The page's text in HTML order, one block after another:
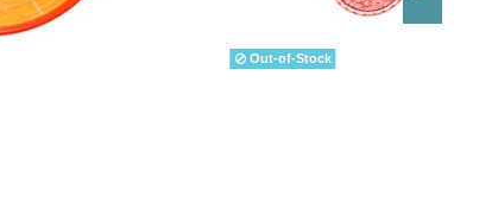
Out-of-Stock